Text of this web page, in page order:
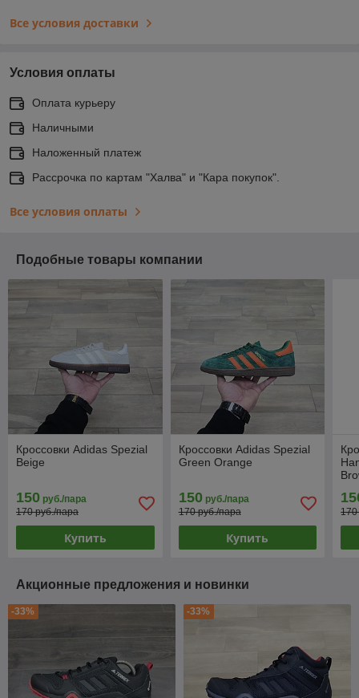
Все условия доставки
Условия оплаты
Оплата курьеру
Наличными
Наложенный платеж
Рассрочка по картам "Халва" и "Кара покупок".
Все условия оплаты
Подобные товары компании
Кроссовки Adidas Spezial
Beige
150 руб./пара
170 руб./пара
Купить
Кроссовки Adidas Spezial
Green Orange
150руб./пара
170 руб./пара
Купить
170
Акционные предложения и новинки
-33% -33%